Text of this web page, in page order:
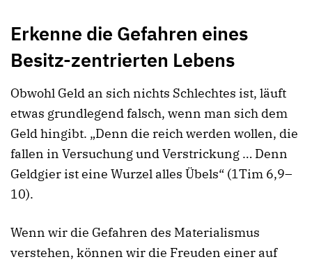
Erkenne die Gefahren eines
Besitz-zentrierten Lebens
Obwohl Geld an sich nichts Schlechtes ist, läuft
etwas grundlegend falsch, wenn man sich dem
Geld hingibt. „Denn die reich werden wollen, die
fallen in Versuchung und Verstrickung … Denn
Geldgier ist eine Wurzel alles Übels“ (1Tim 6,9–
10).
Wenn wir die Gefahren des Materialismus
verstehen, können wir die Freuden einer auf